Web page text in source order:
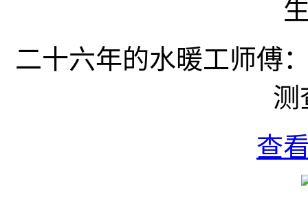
二十六年的水暖工师傅
测
查